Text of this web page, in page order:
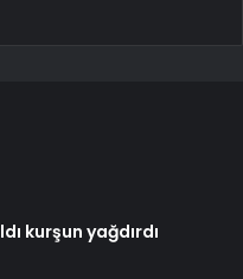
kurşun yağdırdı